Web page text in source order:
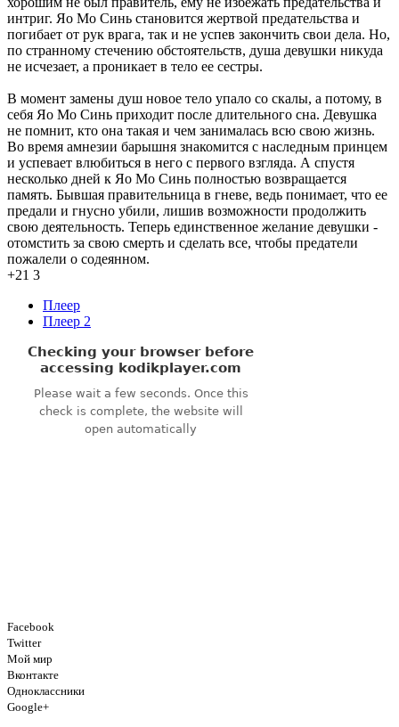
интриг. Яо Мо Синь становится жертвой предательства и
погибает от рук врага, так и не успев закончить свои дела. Но,
по странному стечению обстоятельств, душа девушки никуда
не исчезает, а проникает в тело ее сестры.
В момент замены душ новое тело упало со скалы, а потому, в
себя Яо Мо Синь приходит после длительного сна. Девушка
не помнит, кто она такая и чем занималась всю свою жизнь.
Во время амнезии барышня знакомится с наследным принцем
и успевает влюбиться в него с первого взгляда. А спустя
несколько дней к Яо Мо Синь полностью возвращается
память. Бывшая правительница в гневе, ведь понимает, что ее
предали и гнусно убили, лишив возможности продолжить
свою деятельность. Теперь единственное желание девушки -
отомстить за свою смерть и сделать все, чтобы предатели
пожалели о содеянном.
+21 3
Плеер
Плеер 2
Facebook
Twitter
Мой мир
Вконтакте
Одноклассники
Google+